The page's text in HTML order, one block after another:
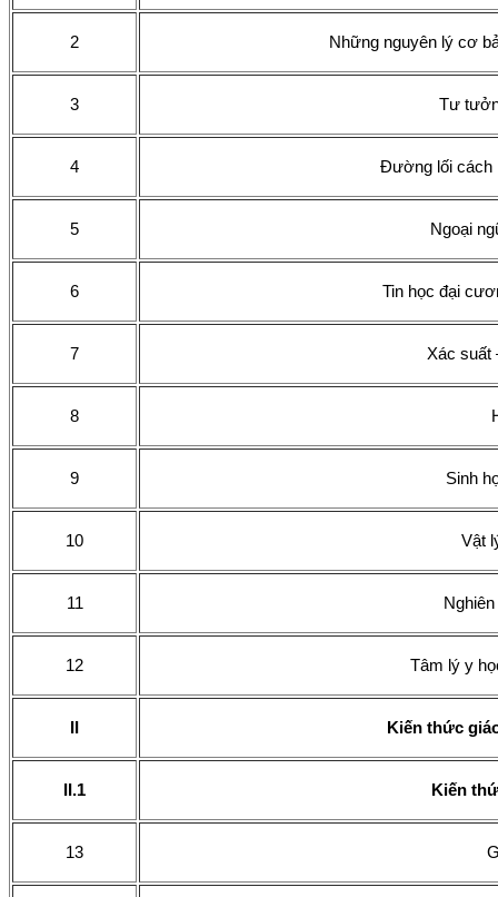
2 Những nguyên lý cơ
3 Tư
4 Đường lối cách
5 Ngoại
6 Tin học đại
7 Xác suất
8
9 Sinh
10 Vật
11
12 Tâm lý y
II Kiến thức
II.1 Kiến
13